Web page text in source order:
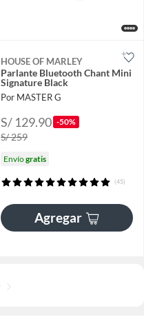
HOUSE OF MARLEY
Parlante Bluetooth Chant Mini
Signature Black
Por MASTER G
S/ 129.90 -50%
S/ 259
Envíogratis
(45)
Agregar